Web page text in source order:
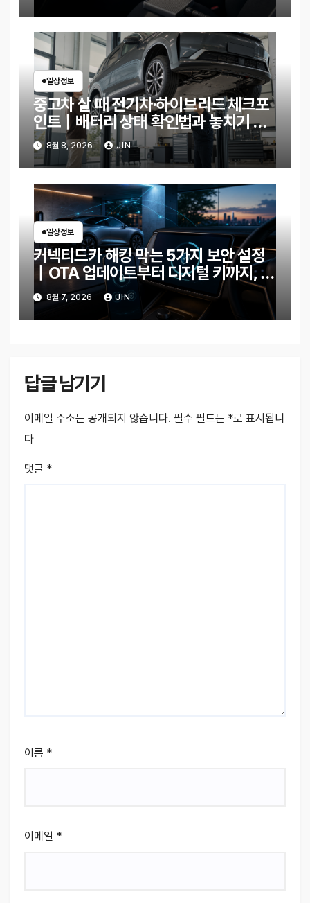
일상정보
중고차 살 때 전기차·하이브리드 체크포
인트｜배터리 상태 확인법과 놓치기 쉬
운 위험 신호
8월 8, 2026 JIN
일상정보
커넥티드카 해킹 막는 5가지 보안 설정
｜OTA 업데이트부터 디지털 키까지, 지
금 확인할 것은?
8월 7, 2026 JIN
답글 남기기
이메일 주소는 공개되지 않습니다. 필수 필드는 *로 표시됩니
다
댓글 *
이름 *
이메일 *